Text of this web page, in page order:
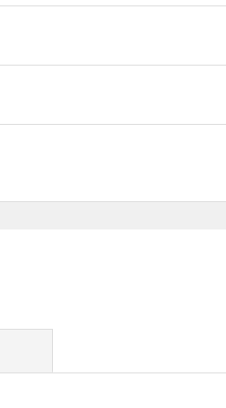
Cuando pases la playa de